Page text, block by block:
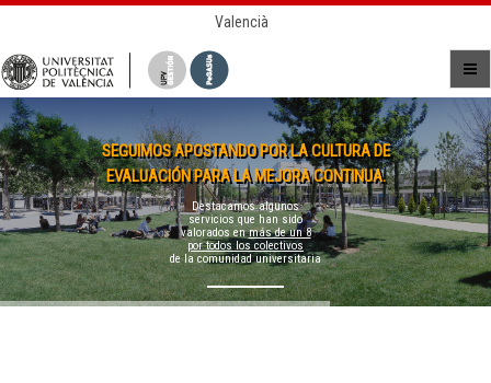
Valencià
SEGUIMOS APOSTANDO POR LA CULTURA DE
EVALUACIÓN PARA LA MEJORA CONTINUA.
Destacamos algunos
servicios que han sido
valorados enmás de un 8
por todos los colectivos
de la comunidad universitaria